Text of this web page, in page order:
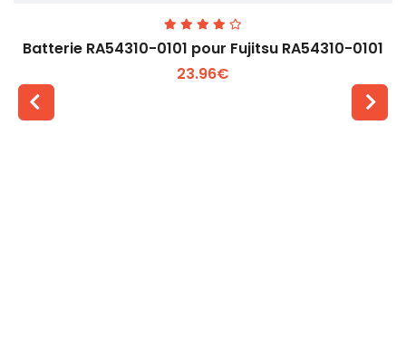
Batterie RA54310-0101 pour Fujitsu RA54310-0101
23.96€